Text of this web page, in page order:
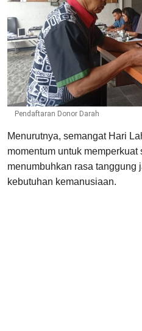
Pendaftaran Donor Darah
Menurutnya, semangat Hari
momentum untuk
menumbuhkan rasa tanggung
kebutuhan kemanusiaan.